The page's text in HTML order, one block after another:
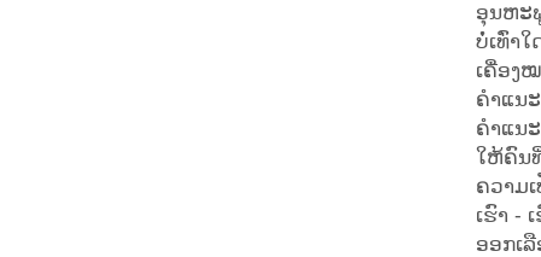
ອຸນຫະ
ບໍ່ເທົ່າ
ເຄື່ອງ
ຄຳແນ
ຄຳແນ
ໃຫ້ຄົນ
ຄວາມ
ເຮົາ -
ອອກເ